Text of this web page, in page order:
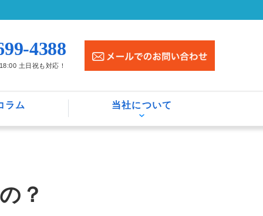
4388
土日祝も対応！
ラム 当社について
？